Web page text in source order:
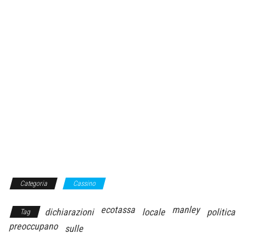
Categoria Cassino
Tag dichiarazioni ecotassa locale manley
politica
preoccupano
sulle